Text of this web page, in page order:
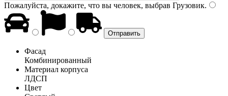
Пожалуйста, докажите, что вы человек, выбрав Грузовик.
Фасад
Комбинированный
Материал корпуса
ЛДСП
Цвет